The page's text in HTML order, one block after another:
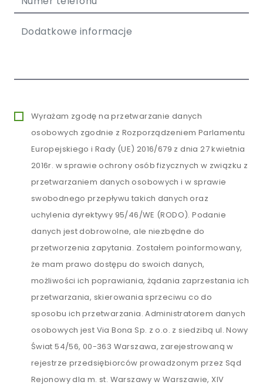
Wyrażam zgodę na przetwarzanie danych
osobowych zgodnie z Rozporządzeniem Parlamentu
Europejskiego i Rady (UE) 2016/679 z dnia 27 kwietnia
2016r. w sprawie ochrony osób fizycznych w związku z
przetwarzaniem danych osobowych i w sprawie
swobodnego przepływu takich danych oraz
uchylenia dyrektywy 95/46/WE (RODO). Podanie
danych jest dobrowolne, ale niezbędne do
przetworzenia zapytania. Zostałem poinformowany,
że mam prawo dostępu do swoich danych,
możliwości ich poprawiania, żądania zaprzestania ich
przetwarzania, skierowania sprzeciwu co do
sposobu ich przetwarzania. Administratorem danych
osobowych jest Via Bona Sp. z o.o. z siedzibą ul. Nowy
Świat 54/56, 00-363 Warszawa, zarejestrowaną w
rejestrze przedsiębiorców prowadzonym przez Sąd
Rejonowy dla m. st. Warszawy w Warszawie, XIV